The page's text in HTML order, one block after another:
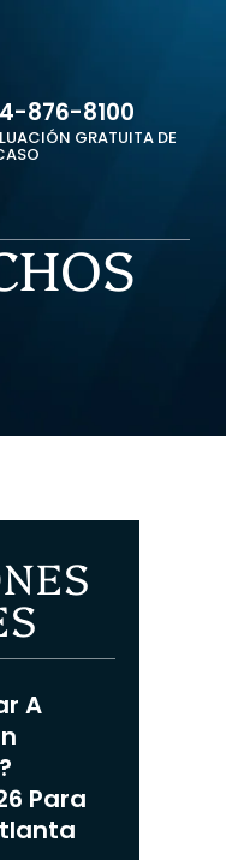
876-8100
GRATUITA DE
A
Para